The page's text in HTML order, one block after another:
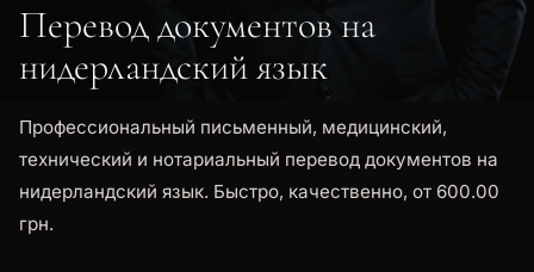
Перевод документов на
нидерландский язык
Профессиональный письменный, медицинский,
технический и нотариальный перевод документов на
нидерландский язык. Быстро, качественно, от 600.00
грн.